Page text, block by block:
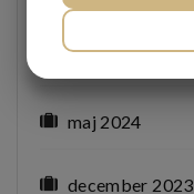
juni 2024
maj 2024
december 2023